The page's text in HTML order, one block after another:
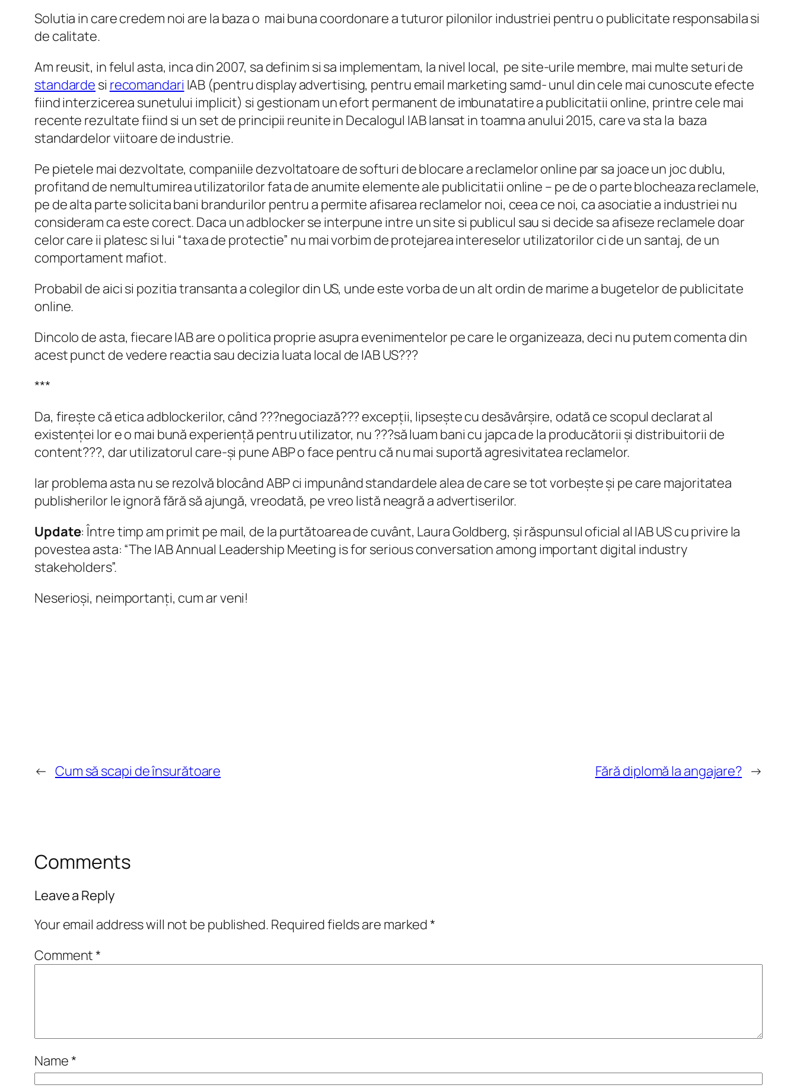
Solutia in care credem noi are la baza o mai buna coordonare a tuturor pilonilor industriei pentru o publicitate responsabila si
de calitate.
Am reusit, in felul asta, inca din 2007, sa definim si sa implementam, la nivel local, pe site-urile membre, mai multe seturi de
standarde si recomandari IAB (pentru display advertising, pentru email marketing samd- unul din cele mai cunoscute efecte
fiind interzicerea sunetului implicit) si gestionam un efort permanent de imbunatatire a publicitatii online, printre cele mai
recente rezultate fiind si un set de principii reunite in Decalogul IAB lansat in toamna anului 2015, care va sta la baza
standardelor viitoare de industrie.
Pe pietele mai dezvoltate, companiile dezvoltatoare de softuri de blocare a reclamelor online par sa joace un joc dublu,
profitand de nemultumirea utilizatorilor fata de anumite elemente ale publicitatii online – pe de o parte blocheaza reclamele,
pe de alta parte solicita bani brandurilor pentru a permite afisarea reclamelor noi, ceea ce noi, ca asociatie a industriei nu
consideram ca este corect. Daca un adblocker se interpune intre un site si publicul sau si decide sa afiseze reclamele doar
celor care ii platesc si lui “taxa de protectie” nu mai vorbim de protejarea intereselor utilizatorilor ci de un santaj, de un
comportament mafiot.
Probabil de aici si pozitia transanta a colegilor din US, unde este vorba de un alt ordin de marime a bugetelor de publicitate
online.
Dincolo de asta, fiecare IAB are o politica proprie asupra evenimentelor pe care le organizeaza, deci nu putem comenta din
acest punct de vedere reactia sau decizia luata local de IAB US???
***
Da, firește că etica adblockerilor, când ???negociază??? excepții, lipsește cu desăvârșire, odată ce scopul declarat al
existenței lor e o mai bună experiență pentru utilizator, nu ???să luam bani cu japca de la producătorii și distribuitorii de
content???, dar utilizatorul care-și pune ABP o face pentru că nu mai suportă agresivitatea reclamelor.
Iar problema asta nu se rezolvă blocând ABP ci impunând standardele alea de care se tot vorbește și pe care majoritatea
publisherilor le ignoră fără să ajungă, vreodată, pe vreo listă neagră a advertiserilor.
Update: Între timp am primit pe mail, de la purtătoarea de cuvânt, Laura Goldberg, și răspunsul oficial al IAB US cu privire la
povestea asta: “The IAB Annual Leadership Meeting is for serious conversation among important digital industry
stakeholders”.
Neserioși, neimportanți, cum ar veni!
← Cum să scapi de însurătoare Fără diplomă la angajare? →
Comments
Leave a Reply
Your email address will not be published. Required fields are marked*
Comment*
Name*